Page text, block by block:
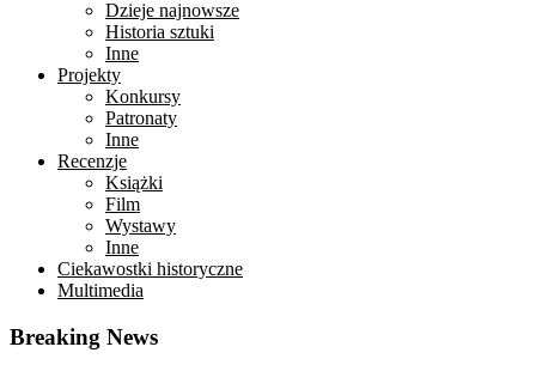
Dzieje najnowsze
Historia sztuki
Inne
Projekty
Konkursy
Patronaty
Inne
Recenzje
Książki
Film
Wystawy
Inne
Ciekawostki historyczne
Multimedia
Breaking News